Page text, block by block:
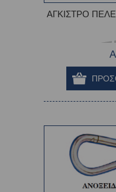
ΑΓΚΙΣΤΡΟ